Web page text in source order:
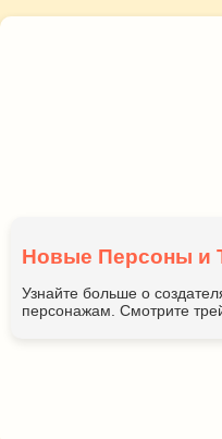
Новые Персоны и
Узнайте больше о
персонажам. Смотрите